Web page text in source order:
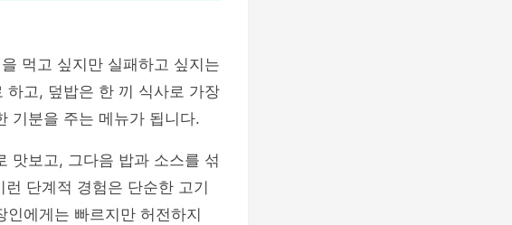
먹고 싶지만 실패하고 싶지는
하고, 덮밥은 한 끼 식사로 가장
기분을 주는 메뉴가 됩니다.
맛보고, 그다음 밥과 소스를 섞
단계적 경험은 단순한 고기
에게는 빠르지만 허전하지